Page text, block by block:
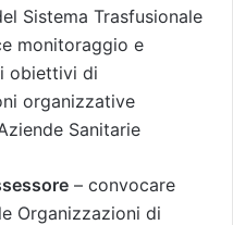
Sistema Trasfusionale
monitoraggio e
obiettivi di
organizzative
Sanitarie
– convocare
Organizzazioni di